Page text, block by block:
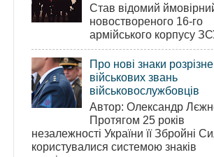
Став відомий
новоствореного 16-го
армійського корпусу
Про нові знаки
військових звань
військовослужбовців
Автор: Олександр
Протягом 25 років
незалежності України її Збройні
користувалися системою знаків